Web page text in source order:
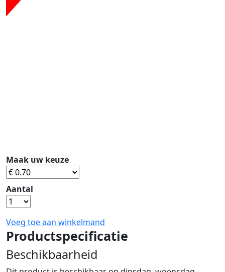
Maak uw keuze
Aantal
Voeg toe aan winkelmand
Productspecificatie
Beschikbaarheid